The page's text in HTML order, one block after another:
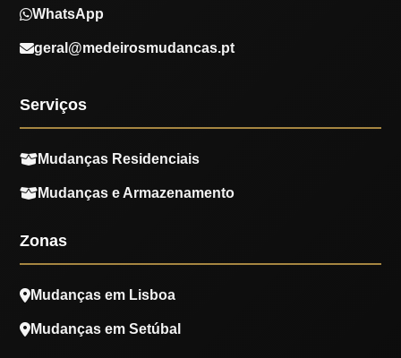
WhatsApp
geral@medeirosmudancas.pt
Serviços
Mudanças Residenciais
Mudanças e Armazenamento
Zonas
Mudanças em Lisboa
Mudanças em Setúbal